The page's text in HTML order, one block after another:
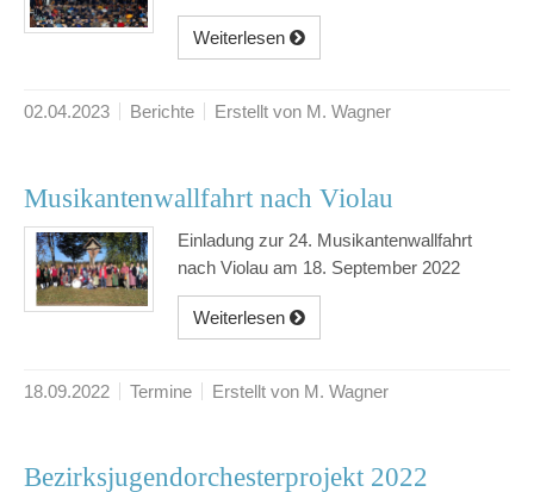
Weiterlesen
02.04.2023 Berichte Erstellt von M. Wagner
Musikantenwallfahrt nach Violau
Einladung zur 24. Musikantenwallfahrt
nach Violau am 18. September 2022
Weiterlesen
18.09.2022 Termine Erstellt von M. Wagner
Bezirksjugendorchesterprojekt 2022